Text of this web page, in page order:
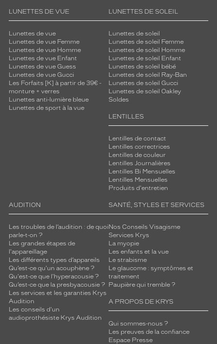
LUNETTES DE VUE
Lunettes de vue
Lunettes de vue Femme
Lunettes de vue Homme
Lunettes de vue Enfant
Lunettes de vue Guess
Lunettes de vue Gucci
Les Forfaits [K] à partir de 39€ -
monture + verres
Lunettes anti-lumière bleue
Lunettes de sport à la vue
LUNETTES DE SOLEIL
Lunettes de soleil
Lunettes de soleil Femme
Lunettes de soleil Homme
Lunettes de soleil Enfant
Lunettes de soleil bébé
Lunettes de soleil Ray-Ban
Lunettes de soleil Gucci
Lunettes de soleil Oakley
Soldes
LENTILLES
Lentilles de contact
Lentilles correctrices
Lentilles de couleur
Lentilles Journalières
Lentilles Bi Mensuelles
Lentilles Mensuelles
Produits d'entretien
AUDITION
Les troubles de l’audition : de quoi
parle-t-on ?
Les grandes étapes de
l'appareillage
Les différents types d’appareils
Qu’est-ce qu'un acouphène ?
Qu'est-ce que l'hyperacousie ?
Qu’est-ce que la presbyacousie ?
Les services et les garanties Krys
Audition
Les conseils d'un
audioprothésiste Krys Audition
SANTÉ, STYLES ET SERVICES
Nos Conseils Visagisme
Services Krys
La myopie
Les enfants et la vue
Le strabisme
Le glaucome : symptômes et
traitement
Paupière qui tremble ?
A PROPOS DE KRYS
Qui sommes-nous ?
Les preuves de la confiance
Espace Presse